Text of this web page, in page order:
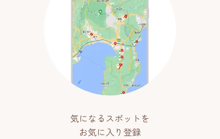
気になるスポットを
お気に入り登録